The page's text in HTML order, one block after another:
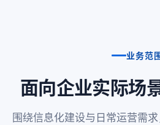
业务范
面向企业实际场
围绕信息化建设与日常运营需